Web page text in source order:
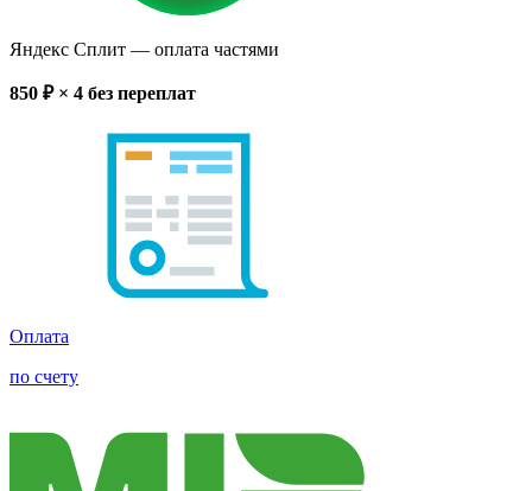
Яндекс Сплит — оплата частями
850 ₽ × 4 без переплат
Оплата
по счету